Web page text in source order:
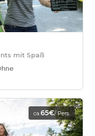
mit Spaß
ca.65€/ Pers.